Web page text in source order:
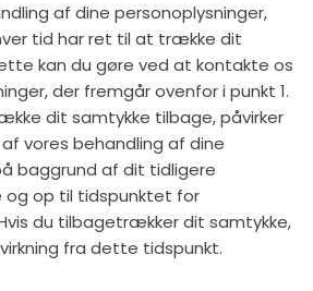
af dine personoplysninger,
tid har ret til at trække dit
kan du gøre ved at kontakte os
der fremgår ovenfor i punkt 1.
dit samtykke tilbage, påvirker
vores behandling af dine
baggrund af dit tidligere
op til tidspunktet for
du tilbagetrækker dit samtykke,
fra dette tidspunkt.